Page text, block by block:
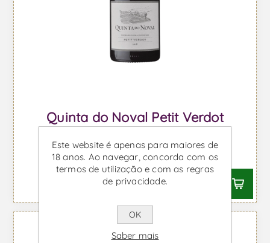
Quinta do Noval Petit Verdot
Desde €72,22 IVA incl.
Este website é apenas para maiores de
18 anos. Ao navegar, concorda com os
termos de utilização e com as regras
de privacidade.
OK
Saber mais